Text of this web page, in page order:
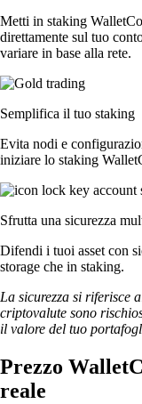
Metti in staking
direttamente sul tuo
variare in base alla rete.
Semplifica il tuo staking
Evita nodi e
iniziare lo staking
Sfrutta una sicurezza
Difendi i tuoi asset con
storage che in staking.
La sicurezza si riferisce
criptovalute sono
il valore del tuo
Prezzo
reale